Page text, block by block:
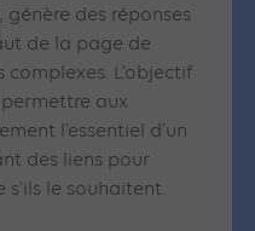
génère des réponses
de la page de
L’objectif
aux
l’essentiel d’un
des liens pour
le souhaitent.